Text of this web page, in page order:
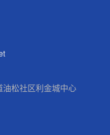
松社区利金城中心